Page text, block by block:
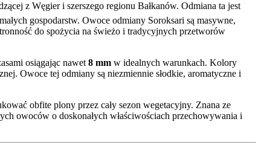
z Węgier i szerszego regionu Bałkanów. Odmiana ta jest
gospodarstw. Owoce odmiany Soroksari są masywne,
do spożycia na świeżo i tradycyjnych przetworów
osiągając nawet 8 mm w idealnych warunkach. Kolory
Owoce tej odmiany są niezmiennie słodkie, aromatyczne i
obfite plony przez cały sezon wegetacyjny. Znana ze
owoców o doskonałych właściwościach przechowywania i